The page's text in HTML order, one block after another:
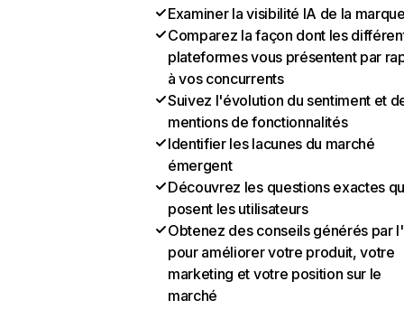
Examiner la visibilité IA de la
Comparez la façon dont les
plateformes vous présentent par
à vos concurrents
Suivez l'évolution du sentiment et
mentions de fonctionnalités
Identifier les lacunes du marché
émergent
Découvrez les questions exactes
posent les utilisateurs
Obtenez des conseils générés par
pour améliorer votre produit, votre
marketing et votre position sur le
marché